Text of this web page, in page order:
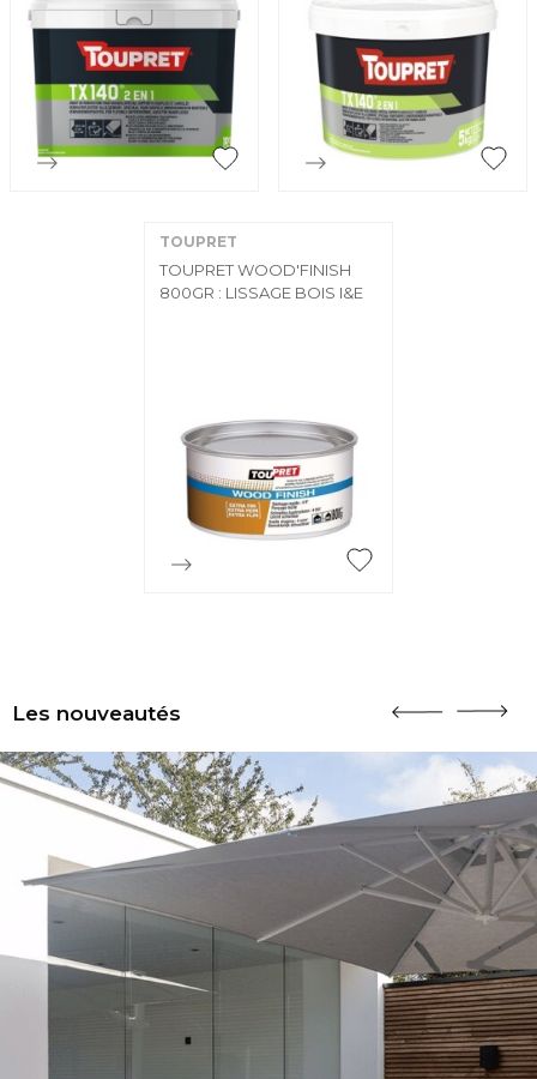
TOUPRET
TOUPRET WOOD'FINISH
800GR : LISSAGE BOIS I&E
Les nouveautés